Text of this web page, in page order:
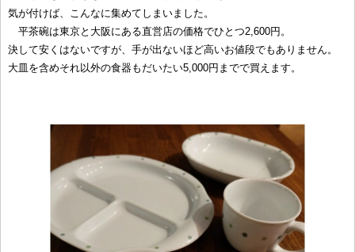
気が付けば、こんなに集めてしまいました。
平茶碗は東京と大阪にある直営店の価格でひとつ2,600円。
決して安くはないですが、手が出ないほど高いお値段でもありません。
大皿を含めそれ以外の食器もだいたい5,000円までで買えます。